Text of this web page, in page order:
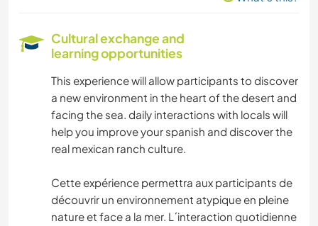
Cultural exchange and
learning opportunities
This experience will allow participants to discover
a new environment in the heart of the desert and
facing the sea. daily interactions with locals will
help you improve your spanish and discover the
real mexican ranch culture.
Cette expérience permettra aux participants de
découvrir un environnement atypique en pleine
nature et face a la mer. L´interaction quotidienne